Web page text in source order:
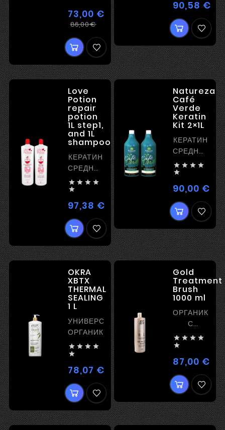
73,00 €
86,00 €
Регулярная
цена
Цена
БЛОНДА
90,58 €
Love
Potion
repair
potion
1L step1,
and 1L
shampoo
КЕРАТИН
СРЕДНЕЙ
МОЩНОСТИ
   

97,38 €Цена
Natureza
Café
Verde
Keratin
Kit 2×1L
КЕРАТИН
СРЕДНЕЙ
МОЩНОСТИ
   

90,00 €
OKRA
XBTX
THERMAL
SEALING
1 L
УНИВЕРСАЛЬНАЯ
ОРГАНИКА
   

78,07 €Цена
Gold
Treatment
Brush
1000 ml
ОРГАНИКА
С
ЧАСТИЦАМИ
ЗОЛОТА
- БЛЕСК
   

87,00 €